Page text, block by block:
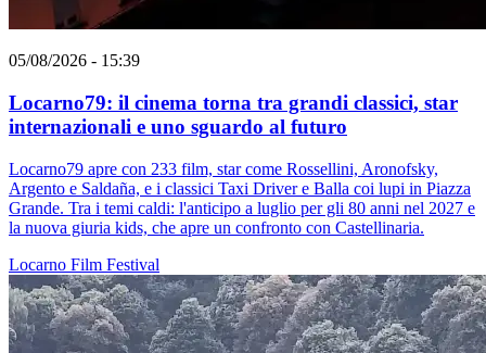
05/08/2026 - 15:39
Locarno79: il cinema torna tra grandi classici, star
internazionali e uno sguardo al futuro
Locarno79 apre con 233 film, star come Rossellini, Aronofsky,
Argento e Saldaña, e i classici Taxi Driver e Balla coi lupi in Piazza
Grande. Tra i temi caldi: l'anticipo a luglio per gli 80 anni nel 2027 e
la nuova giuria kids, che apre un confronto con Castellinaria.
Locarno Film Festival